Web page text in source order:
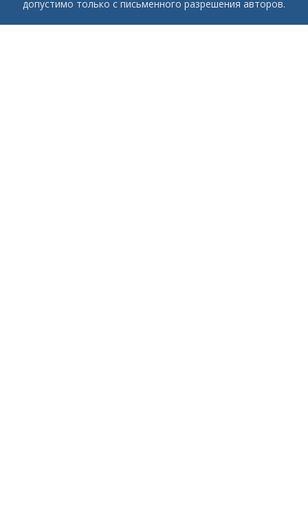
допустимо только с письменного разрешения авторов.